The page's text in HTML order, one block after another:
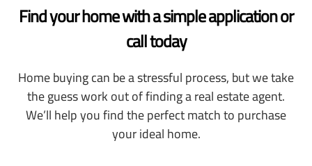
Find your home with a simple application or
call today
Home buying can be a stressful process, but we take
the guess work out of finding a real estate agent.
We’ll help you find the perfect match to purchase
your ideal home.